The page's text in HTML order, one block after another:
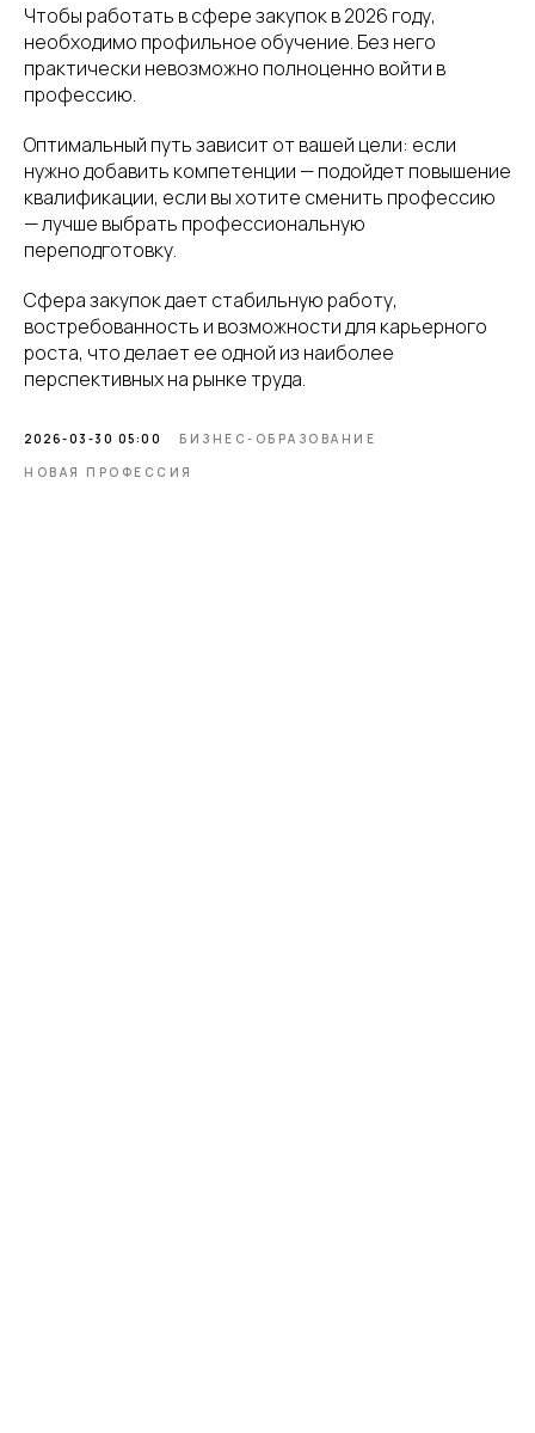
Чтобы работать в сфере закупок в 2026 году,
необходимо профильное обучение. Без него
практически невозможно полноценно войти в
профессию.
Оптимальный путь зависит от вашей цели: если
нужно добавить компетенции — подойдет повышение
квалификации, если вы хотите сменить профессию
— лучше выбрать профессиональную
переподготовку.
Сфера закупок дает стабильную работу,
востребованность и возможности для карьерного
роста, что делает ее одной из наиболее
перспективных на рынке труда.
2026-03-30 05:00
БИЗНЕС-ОБРАЗОВАНИЕ
НОВАЯ ПРОФЕССИЯ